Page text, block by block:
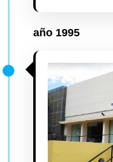
año 1995